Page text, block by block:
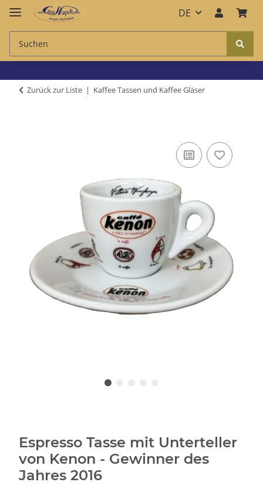
DE
Zurück zur Liste Kaffee Tassen und Kaffee Gläser
Espresso Tasse mit Unterteller
von Kenon - Gewinner des
Jahres 2016